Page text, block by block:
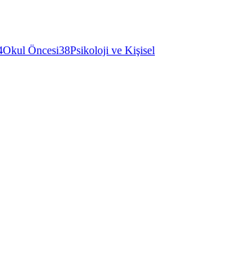
Okul Öncesi38Psikoloji ve Kişisel